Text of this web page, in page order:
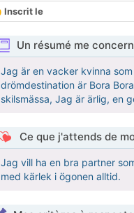
Inscrit le
Un résumé me
Jag är en vacker kvinna
drömdestination är Bora
skilsmässa, Jag är ärlig, en
Ce que j'attends de
Jag vill ha en bra partner
med kärlek i ögonen alltid.